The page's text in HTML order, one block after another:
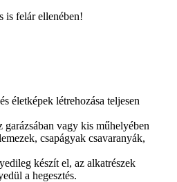
is felár ellenében!
életképek létrehozása teljesen
vagy kis műhelyében
csapágyak csavaranyák,
készít el, az alkatrészek
a hegesztés.